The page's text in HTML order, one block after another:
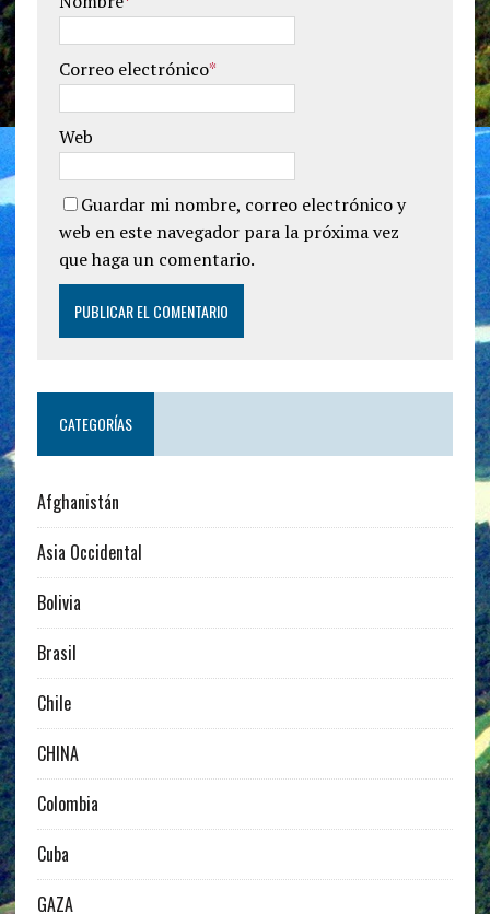
Correo electrónico*
Web
Guardar mi nombre, correo electrónico y
web en este navegador para la próxima vez
que haga un comentario.
CATEGORÍAS
Afghanistán
Asia Occidental
Bolivia
Brasil
Chile
CHINA
Colombia
Cuba
GAZA